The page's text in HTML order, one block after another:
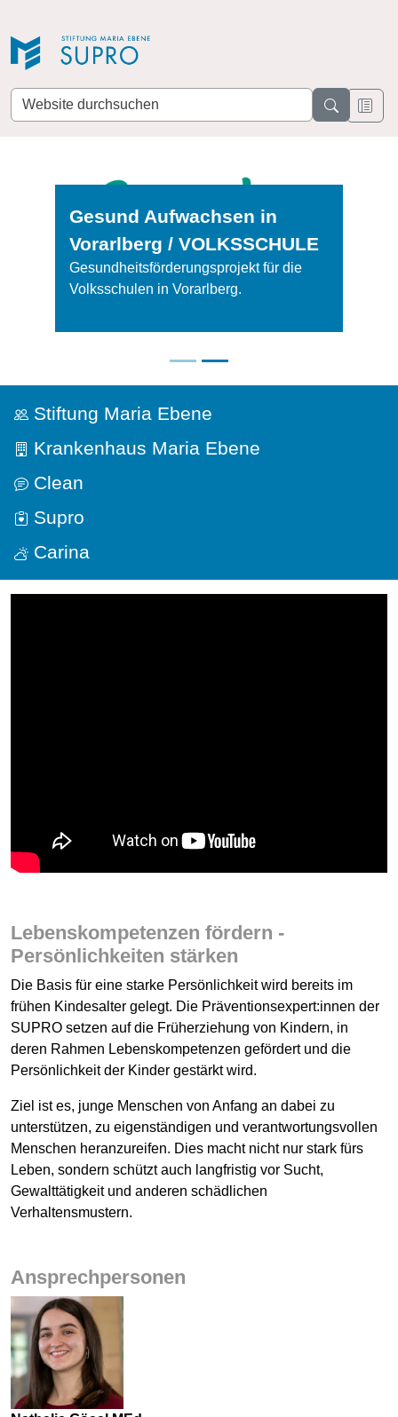
Website
durchsuchen
Gesund Aufwachsen in
Vorarlberg / VOLKSSCHULE
Gesundheitsförderungsprojekt für die
Volksschulen in Vorarlberg.
Stiftung Maria Ebene
Krankenhaus Maria Ebene
Clean
Supro
Carina
Lebenskompetenzen fördern -
Persönlichkeiten stärken
Die Basis für eine starke Persönlichkeit wird bereits im
frühen Kindesalter gelegt. Die Präventionsexpert:innen der
SUPRO setzen auf die Früherziehung von Kindern, in
deren Rahmen Lebenskompetenzen gefördert und die
Persönlichkeit der Kinder gestärkt wird.
Ziel ist es, junge Menschen von Anfang an dabei zu
unterstützen, zu eigenständigen und verantwortungsvollen
Menschen heranzureifen. Dies macht nicht nur stark fürs
Leben, sondern schützt auch langfristig vor Sucht,
Gewalttätigkeit und anderen schädlichen
Verhaltensmustern.
Ansprechpersonen